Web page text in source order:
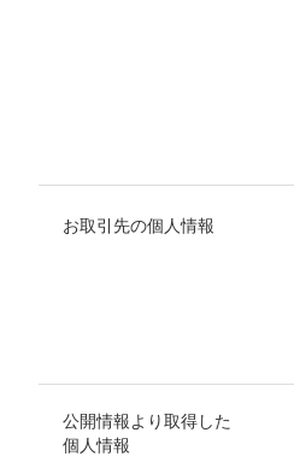
お取引先の個人情報
公開情報より取得した
個人情報